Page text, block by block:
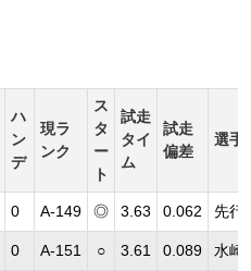
ハ
ン
デ
現ラ
ンク
ス
タ
ー
ト
試走
タイ
ム
試走
偏差
選手
0 A-149 ◎ 3.63 0.062 先行
0 A-151 ○ 3.61 0.089 水崎